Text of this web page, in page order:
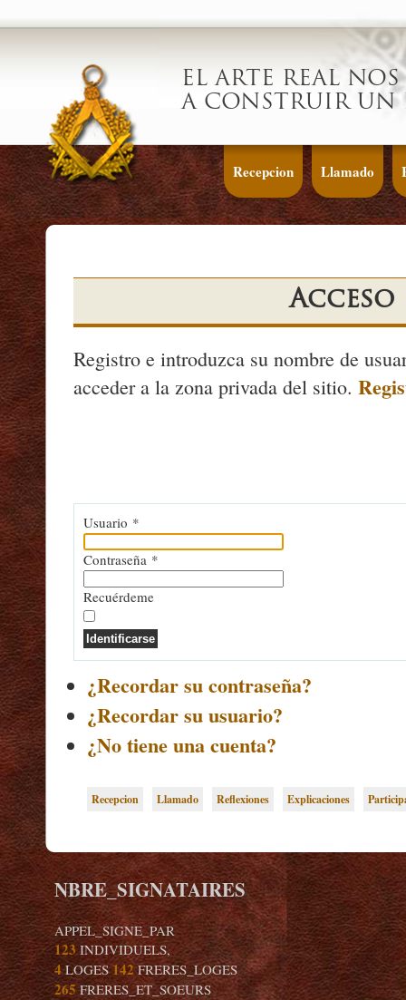
EL ARTE REAL
A CONSTRUIR UN
Recepcion Llamado
Acceso
Registro e introduzca su nombre de
acceder a la zona privada del sitio.
Usuario *
Contraseña *
Recuérdeme
Identificarse
¿Recordar su contraseña?
¿Recordar su usuario?
¿No tiene una cuenta?
Recepcion Llamado Reflexiones Explicaciones
NBRE_SIGNATAIRES
APPEL_SIGNE_PAR
123INDIVIDUELS,
4LOGES142FRERES_LOGES
265FRERES_ET_SOEURS